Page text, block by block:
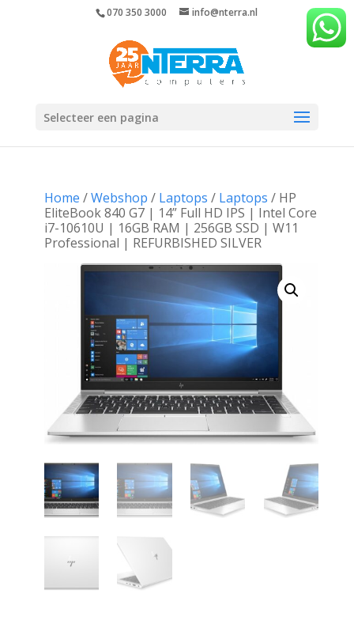
070 350 3000 info@nterra.nl
Selecteer een pagina
Home /Webshop / Laptops / Laptops / HP
EliteBook 840 G7 | 14” Full HD IPS | Intel Core
i7-10610U | 16GB RAM | 256GB SSD | W11
Professional | REFURBISHED SILVER